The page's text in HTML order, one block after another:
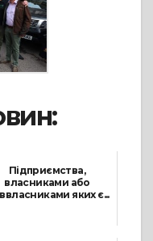
Підприємства,
власниками або
яких є...